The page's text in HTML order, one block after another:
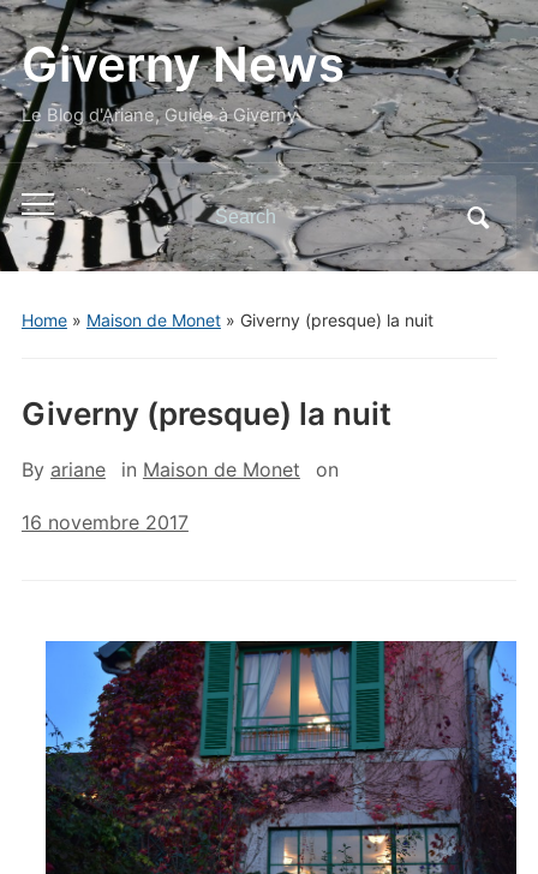
Giverny News
Le Blog d'Ariane, Guide à Giverny
Toggle
mobile
menu
Search
for:
Home» Maison de Monet» Giverny (presque) la nuit
Giverny (presque) la nuit
By ariane in Maison de Monet on
16 novembre 2017